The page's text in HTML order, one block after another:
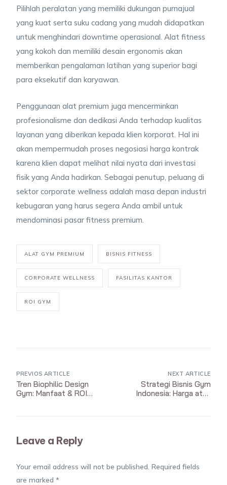
Pilihlah peralatan yang memiliki dukungan purnajual
yang kuat serta suku cadang yang mudah didapatkan
untuk menghindari downtime operasional. Alat fitness
yang kokoh dan memiliki desain ergonomis akan
memberikan pengalaman latihan yang superior bagi
para eksekutif dan karyawan.
Penggunaan alat premium juga mencerminkan
profesionalisme dan dedikasi Anda terhadap kualitas
layanan yang diberikan kepada klien korporat. Hal ini
akan mempermudah proses negosiasi harga kontrak
karena klien dapat melihat nilai nyata dari investasi
fisik yang Anda hadirkan. Sebagai penutup, peluang di
sektor corporate wellness adalah masa depan industri
kebugaran yang harus segera Anda ambil untuk
mendominasi pasar fitness premium.
ALAT GYM PREMIUM BISNIS FITNESS
CORPORATE WELLNESS FASILITAS KANTOR
ROI GYM
PREVIOS ARTICLE
Tren Biophilic Design
Gym: Manfaat & ROI
NEXT ARTICLE
Strategi Bisnis Gym
Indonesia: Harga atau
Leave a Reply
Your email address will not be published. Required fields
are marked*